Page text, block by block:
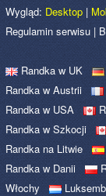
Wygląd:Desktop|
Regulamin serwisu |
Randka w UK
Randka w Austrii
Randka w USA
Randka w Szkocji
Randka na Litwie
Randka w Danii
Włochy